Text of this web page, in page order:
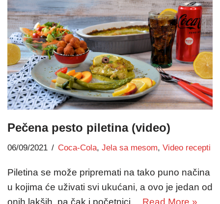
Pečena pesto piletina (video)
06/09/2021 Coca-Cola, Jela sa mesom, Video recepti
Piletina se može pripremati na tako puno načina
u kojima će uživati svi ukućani, a ovo je jedan od
onih lakših, pa čak i početnici… Read More »